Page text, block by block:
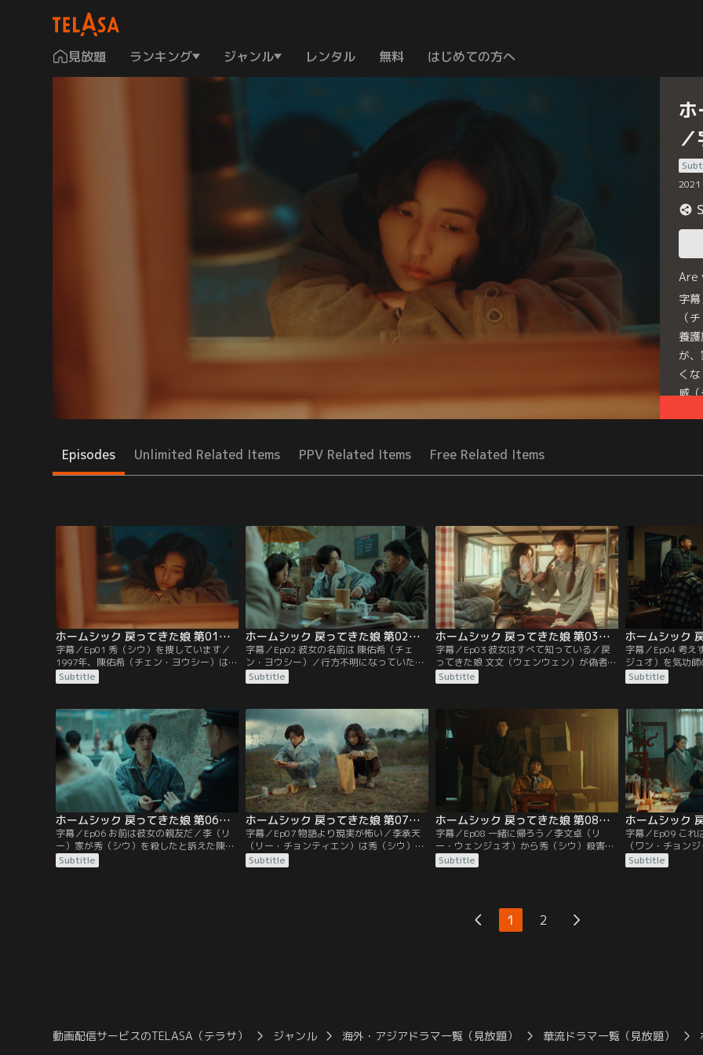
見放題 ランキング ジャンル レンタル 無料 はじめての方へ
2021
Are
字
（
養
が
く
威
Episodes Unlimited Related Items PPV Related Items Free Related Items
ホームシック 戻ってきた娘 第01話／字幕
字幕／Ep01 秀（シウ）を捜しています／
1997年、陳佑希（チェン・ヨウシー）は親
友の秀（シウ）を捜すため、児童養護施設
を抜け出す。秀（シウ）は使用人として働
紙を最後に行方が分からなくなっていた。
一方、秀（シウ）に思いを寄せていた青年
程威（チョン・ウェイ）は…。
Subtitle
ホームシック 戻ってきた娘 第02話／字幕
字幕／Ep02 彼女の名前は 陳佑希（チェ
ン・ヨウシー）／行方不明になっていた娘
の文文（ウェンウェン）を名乗り、リー家
に潜入した陳佑希（チェン・ヨウシー）。
（リアオ・スイファン）は、秀（シウ）が
暮らしていた児童養護施設を訪ね、佑希
（ヨウシー）と秀（シウ）が親友だったこ
とを知る。
Subtitle
ホームシック 戻ってきた娘 第03話／字幕
字幕／Ep03 彼女はすべて知っている／戻
ってきた娘 文文（ウェンウェン）が偽者だ
と確信した廖穂芳（リアオ・スイファン）
は、程威（チョン・ウェイ）の家を訪れ
所持品を回収。さらに児童養護施設に連絡
し、佑希（ヨウシー）を迎えに来るよう手
配する。
Subtitle
字幕／Ep04 考え
ジュオ）を気功
（スイファン）
にして、今後も
かるため、穂芳
を引き出そうと
ウェン）にもお
ため大ゲンカに
Subtitle
ホームシック 戻ってきた娘 第06話／字幕
字幕／Ep06 お前は彼女の親友だ／李（リ
ー）家が秀（シウ）を殺したと訴えた陳佑
希（チェン・ヨウシー）は、精神科に入院
させられてしまう。最初は電気療法や投薬
Subtitle
ホームシック 戻ってきた娘 第07話／字幕
字幕／Ep07 物語より現実が怖い／李承天
（リー・チョンティエン）は秀（シウ）を
殺害したことを認めるが、陳佑希（チェ
ン・ヨウシー）は承天（チョンティエン）
Subtitle
ホームシック 戻ってきた娘 第08話／字幕
字幕／Ep08 一緒に帰ろう／李文卓（リ
ー・ウェンジュオ）から秀（シウ）殺害に
ついて聞き出した陳佑希（チェン・ヨウシ
ー）は、怒りを抱えつつ程威（チョン・ウ
穂芳（リアオ・スイファン）のため、李承
天（リー・チョンティエン）は身代金を用
Subtitle
字幕／Ep09 これ
（ワン・チョン
を川底に沈めた
エン）は、何食
Subtitle
1 2
動画配信サービスのTELASA（テラサ） ジャンル 海外・アジアドラマ一覧（見放題） 華流ドラマ一覧（見放題）